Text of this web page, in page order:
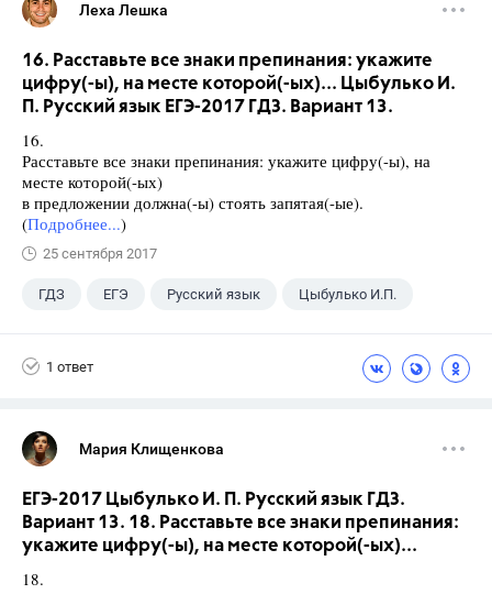
Леха Лешка
16. Расставьте все знаки препинания: укажите
цифру(-ы), на месте которой(-ых)... Цыбулько И.
П. Русский язык ЕГЭ-2017 ГДЗ. Вариант 13.
16.
Расставьте все знаки препинания: укажите цифру(-ы), на
месте которой(-ых)
в предложении должна(-ы) стоять запятая(-ые).
(Подробнее...)
25 сентября 2017
ГДЗ ЕГЭ Русский язык Цыбулько И.П.
1 ответ
Мария Клищенкова
ЕГЭ-2017 Цыбулько И. П. Русский язык ГДЗ.
Вариант 13. 18. Расставьте все знаки препинания:
укажите цифру(-ы), на месте которой(-ых)...
18.